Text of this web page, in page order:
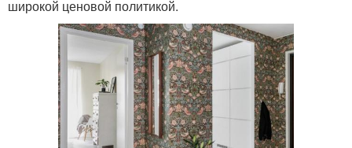
широкой ценовой политикой.